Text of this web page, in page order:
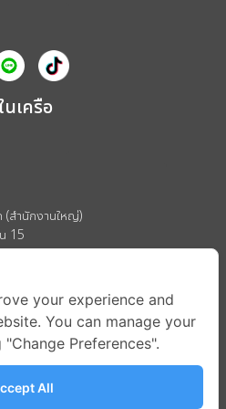
เครือ
(สำนักงานใหญ่)
15
ปทุมวัน กรุงเทพมหานคร 10330
your experience and
You can manage your
Preferences".
All